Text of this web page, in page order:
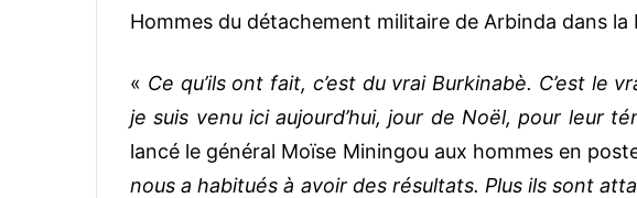
Hommes du détachement militaire de Arbinda dans la
« Ce qu’ils ont fait, c’est du vrai Burkinabè. C’est le
je suis venu ici aujourd’hui, jour de Noël, pour leur
lancé le général Moïse Miningou aux hommes en
nous a habitués à avoir des résultats. Plus ils sont